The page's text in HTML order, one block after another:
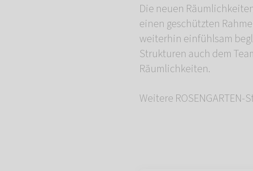
Die neuen
einen geschützten
weiterhin einfühlsam
Strukturen auch dem
Räumlichkeiten.
Weitere